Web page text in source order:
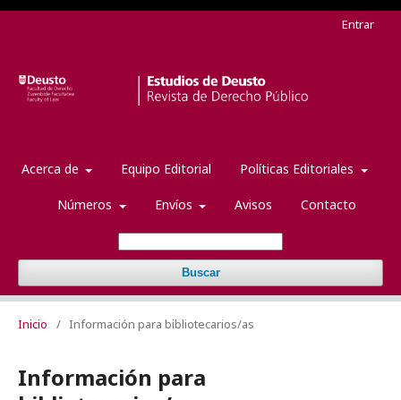
Acerca de Equipo Editorial Políticas Editoriales
Números Envíos Avisos Contacto
Buscar
Entrar
Inicio / Información para bibliotecarios/as
Información para